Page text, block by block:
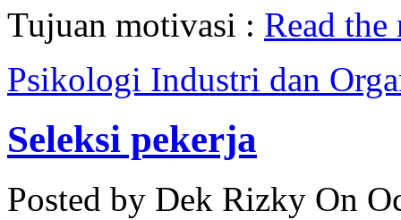
Tujuan motivasi : Read
Psikologi Industri dan
Seleksi pekerja
Posted by Dek Rizky On